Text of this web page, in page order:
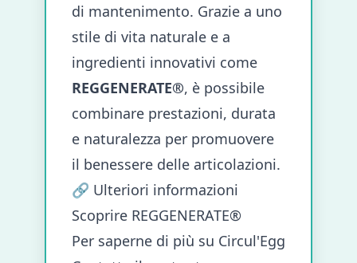
di mantenimento. Grazie a uno
stile di vita naturale e a
ingredienti innovativi come
REGGENERATE®, è possibile
combinare prestazioni, durata
e naturalezza per promuovere
il benessere delle articolazioni.
🔗 Ulteriori informazioni
Scoprire REGGENERATE®
Per saperne di più su Circul'Egg